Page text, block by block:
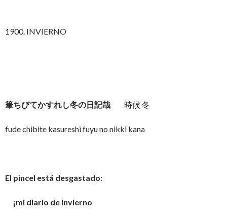
1900. INVIERNO
筆ちびてかすれし冬の日記哉 時候 冬
fude chibite kasureshi fuyu no nikki kana
El pincel está desgastado:
¡mi diario de invierno